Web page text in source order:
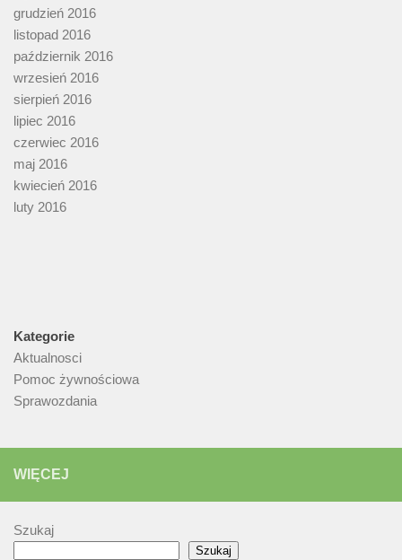
grudzień 2016
listopad 2016
październik 2016
wrzesień 2016
sierpień 2016
lipiec 2016
czerwiec 2016
maj 2016
kwiecień 2016
luty 2016
Kategorie
Aktualnosci
Pomoc żywnościowa
Sprawozdania
WIĘCEJ
Szukaj
Szukaj